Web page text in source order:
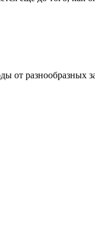
от разнообразных